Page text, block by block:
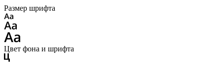
Размер шрифта
Цвет фона и шрифта